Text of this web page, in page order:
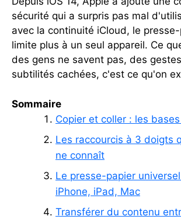
sécurité qui a surpris pas mal
avec la continuité iCloud, le
limite plus à un seul appareil. Ce
des gens ne savent pas, des
subtilités cachées, c'est ce qu'on
Sommaire
Copier et coller : les
Les raccourcis à 3 doigts
ne connaît
Le presse-papier
iPhone, iPad, Mac
Transférer du contenu